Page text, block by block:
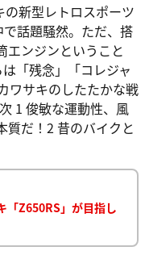
新型レトロスポーツ
で話題騒然。ただ、搭
エンジンということ
「残念」「コレジャ
ワサキのしたたかな戦
1 俊敏な運動性、風
質だ！2 昔のバイクと
「Z650RS」が目指し